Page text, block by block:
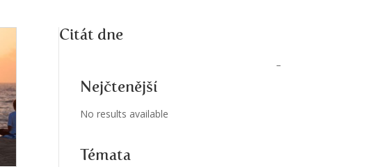
Citát dne
Nejčtenější
No results available
Témata